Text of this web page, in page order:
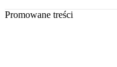
Promowane treści